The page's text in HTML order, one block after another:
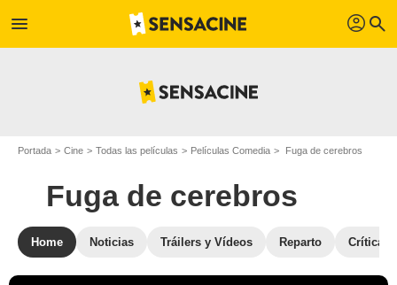
menu profil search
Portada Cine Todas las películas Películas Comedia Fuga de cerebros
Fuga de cerebros
Home Noticias Tráilers y Vídeos Reparto Críticas